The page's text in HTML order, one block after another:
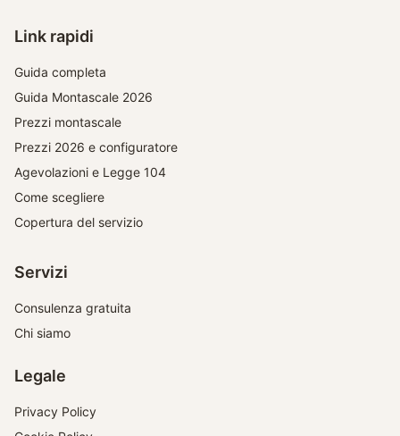
Link rapidi
Guida completa
Guida Montascale 2026
Prezzi montascale
Prezzi 2026 e configuratore
Agevolazioni e Legge 104
Come scegliere
Copertura del servizio
Servizi
Consulenza gratuita
Chi siamo
Legale
Privacy Policy